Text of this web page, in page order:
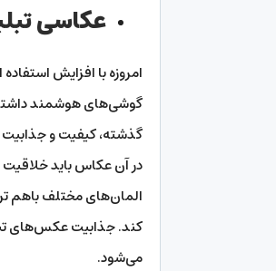
عکاسی
امروزه با افزایش
گوشی‌های هوشمند
گذشته، کیفیت و جذابیت
در آن عکاس باید
المان‌های مختلف باهم
کند. جذابیت عکس‌های
می‌شود.